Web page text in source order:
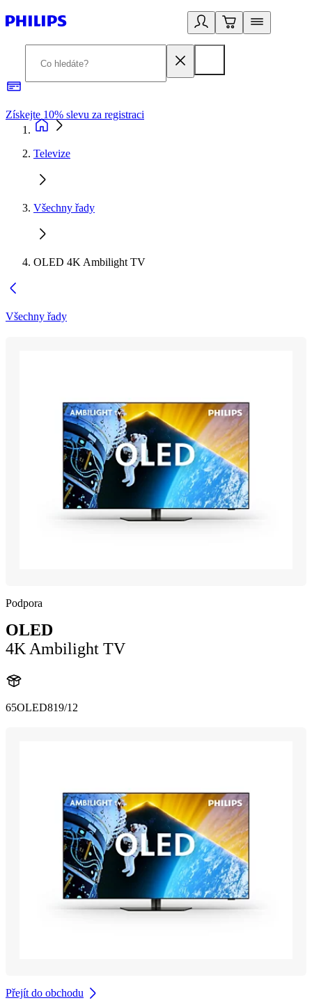
Získejte 10% slevu za registraci
Televize
Všechny řady
OLED 4K Ambilight TV
Všechny řady
Podpora
OLED
4K Ambilight TV
65OLED819/12
Přejít do obchodu